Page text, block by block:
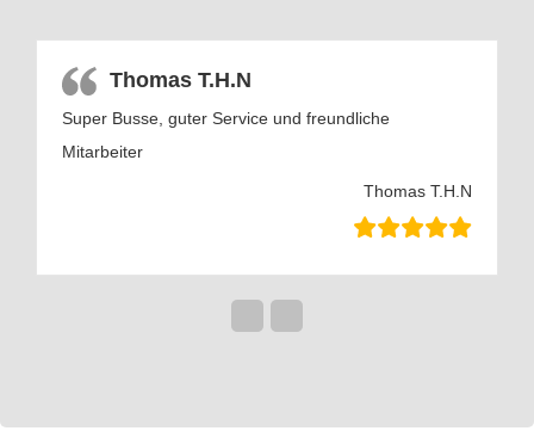
Thomas T.H.N
Super Busse, guter Service und freundliche
Mitarbeiter
Thomas T.H.N